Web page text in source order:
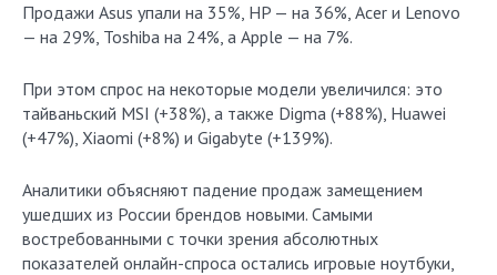
Продажи Asus упали на 35%, HP — на 36%, Acer и Lenovo
— на 29%, Toshiba на 24%, а Apple — на 7%.
При этом спрос на некоторые модели увеличился: это
тайваньский MSI (+38%), а также Digma (+88%), Huawei
(+47%), Xiaomi (+8%) и Gigabyte (+139%).
Аналитики объясняют падение продаж замещением
ушедших из России брендов новыми. Самыми
востребованными с точки зрения абсолютных
показателей онлайн-спроса остались игровые ноутбуки,